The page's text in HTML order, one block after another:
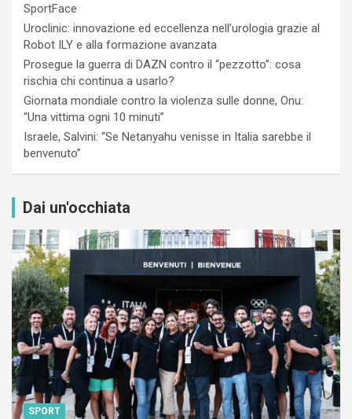
SportFace
Uroclinic: innovazione ed eccellenza nell’urologia grazie al
Robot ILY e alla formazione avanzata
Prosegue la guerra di DAZN contro il “pezzotto”: cosa
rischia chi continua a usarlo?
Giornata mondiale contro la violenza sulle donne, Onu:
“Una vittima ogni 10 minuti”
Israele, Salvini: “Se Netanyahu venisse in Italia sarebbe il
benvenuto”
Dai un'occhiata
SPORT